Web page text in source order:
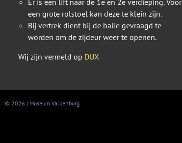
een grote rolstoel kan deze te klein zijn.
Bij vertrek dient bij de balie gevraagd te
worden om de zijdeur weer te openen.
Wij zijn vermeld op DUX
© 2026 | Museum Valkenburg